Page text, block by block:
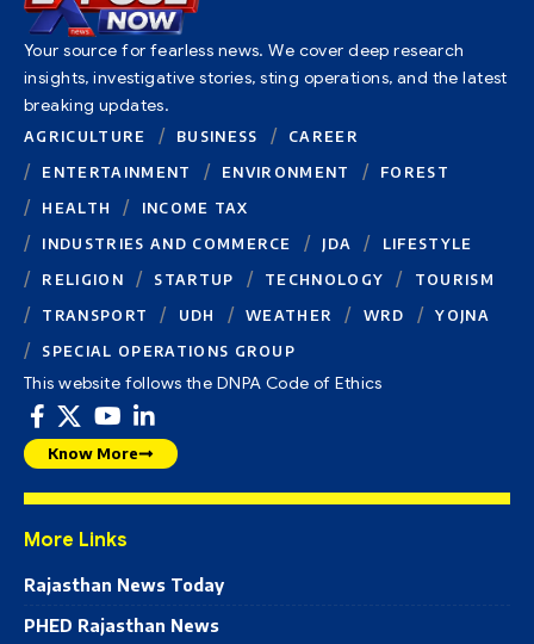
Your source for fearless news. We cover deep research
insights, investigative stories, sting operations, and the latest
breaking updates.
AGRICULTURE BUSINESS
CAREER
ENTERTAINMENT
ENVIRONMENT
FOREST
HEALTH
INCOME TAX
INDUSTRIES AND COMMERCE
JDA
LIFESTYLE
RELIGION
STARTUP TECHNOLOGY
TOURISM
TRANSPORT
UDH WEATHER WRD
YOJNA
SPECIAL OPERATIONS GROUP
This website follows the DNPA Code of Ethics
Know More
More Links
Rajasthan News Today
PHED Rajasthan News